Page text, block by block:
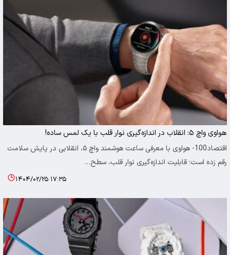
هواوی واچ ۵: انقلاب در اندازه‌گیری نوار قلب با یک لمس ساده!
اقتصاد100- هواوی با معرفی ساعت هوشمند واچ ۵، انقلابی در پایش سلامت
رقم زده است؛ قابلیت اندازه‌گیری نوار قلب، سطح…
۱۴۰۴/۰۲/۲۵ ۱۷:۳۵